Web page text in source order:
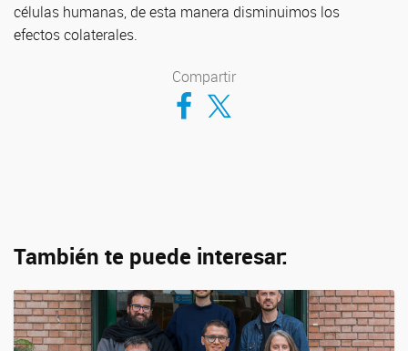
células humanas, de esta manera disminuimos los
efectos colaterales.
Compartir
Compartir en Facebook
Compartir en Twitter
También te puede interesar: